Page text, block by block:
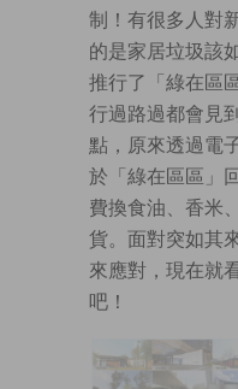
制！有很多人對
的是家居垃圾該
推行了「綠在區
行過路過都會見
點，原來透過電
於「綠在區區」
費換食油、香米
貨。面對突如其
來應對，現在就
吧！